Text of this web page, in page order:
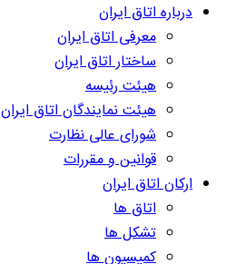
درباره اتاق ایران
معرفی اتاق ایران
ساختار اتاق ایران
هیئت رئیسه
هیئت نمایندگان اتاق ایران
شورای عالی نظارت
قوانین و مقررات
ارکان اتاق ایران
اتاق ها
تشکل ها
کمیسیون ها